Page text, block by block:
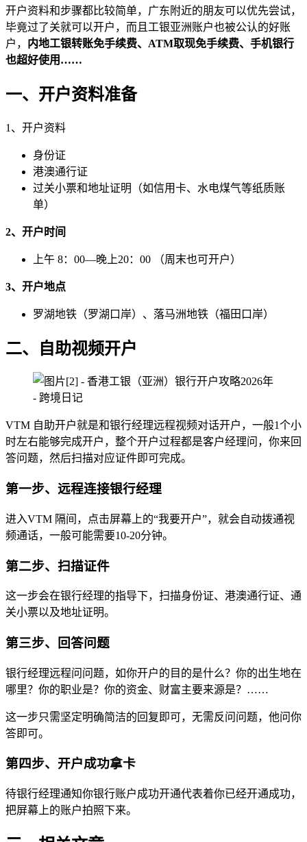
开户资料和步骤都比较简单，广东附近的朋友可以优先尝试，
毕竟过了关就可以开户，而且工银亚洲账户也被公认的好账
户， 内地工银转账免手续费、ATM取现免手续费、手机银行
也超好使用……
一、开户资料准备
1、开户资料
身份证
港澳通行证
过关小票和地址证明（如信用卡、水电煤气等纸质账
单）
2、开户时间
上午 8：00—晚上20：00 （周末也可开户）
3、开户地点
罗湖地铁（罗湖口岸）、落马洲地铁（福田口岸）
二、自助视频开户
VTM 自助开户就是和银行经理远程视频对话开户，一般1个小
时左右能够完成开户，整个开户过程都是客户经理问，你来回
答问题，然后扫描对应证件即可完成。
第一步、 远程连接银行经理
进入VTM 隔间，点击屏幕上的“我要开户”，就会自动拨通视
频通话，一般可能需要10-20分钟。
第二步、扫描证件
这一步会在银行经理的指导下，扫描身份证、港澳通行证、通
关小票以及地址证明。
第三步、回答问题
银行经理远程问问题，如你开户的目的是什么？你的出生地在
哪里？你的职业是？你的资金、财富主要来源是？……
这一步只需坚定明确简洁的回复即可，无需反问问题，他问你
答即可。
第四步、 开户成功拿卡
待银行经理通知你银行账户成功开通代表着你已经开通成功，
把屏幕上的账户拍照下来。